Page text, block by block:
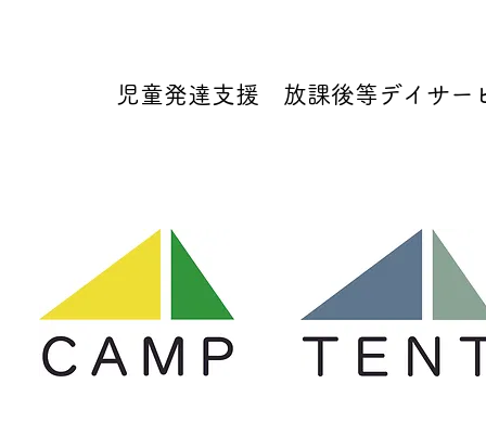
児童発達支援 放課後等デイサ